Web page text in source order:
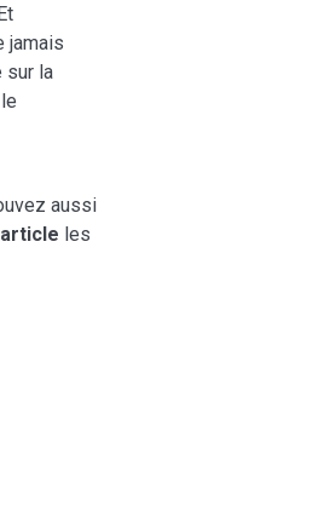
jamais
sur la
aussi
les